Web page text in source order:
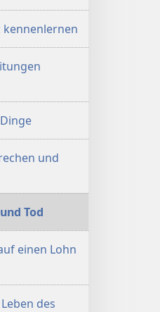
kennenlernen
und
Tod
einen Lohn
des